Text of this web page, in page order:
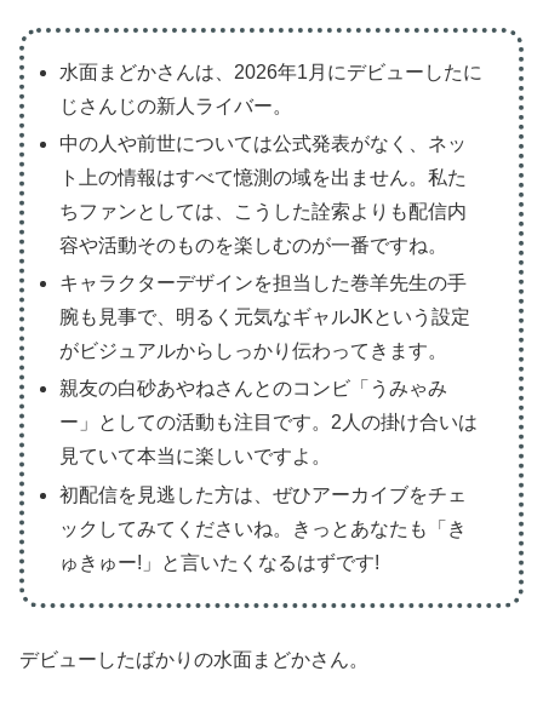
水面まどかさんは、2026年1月にデビューしたに
じさんじの新人ライバー。
中の人や前世については公式発表がなく、ネッ
ト上の情報はすべて憶測の域を出ません。私た
ちファンとしては、こうした詮索よりも配信内
容や活動そのものを楽しむのが一番ですね。
キャラクターデザインを担当した巻羊先生の手
腕も見事で、明るく元気なギャルJKという設定
がビジュアルからしっかり伝わってきます。
親友の白砂あやねさんとのコンビ「うみゃみ
ー」としての活動も注目です。2人の掛け合いは
見ていて本当に楽しいですよ。
初配信を見逃した方は、ぜひアーカイブをチェ
ックしてみてくださいね。きっとあなたも「き
ゅきゅー!」と言いたくなるはずです!
デビューしたばかりの水面まどかさん。